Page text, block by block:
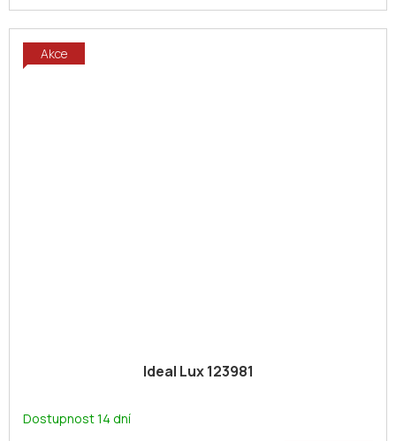
Akce
Ideal Lux 123981
Dostupnost 14 dní